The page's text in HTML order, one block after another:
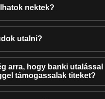
nektek?
utalni?
arra, hogy banki utalással
támogassalak titeket?